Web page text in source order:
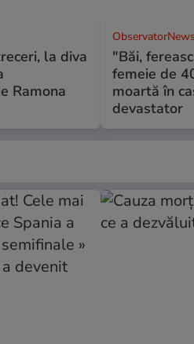
la diva
Ramona
"Băi,
femeie de
moartă în
devastator